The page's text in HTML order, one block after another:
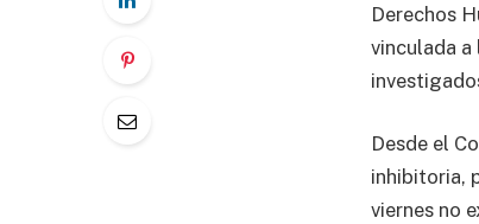
Derechos
vinculada
Desde el
inhibitoria,
viernes no